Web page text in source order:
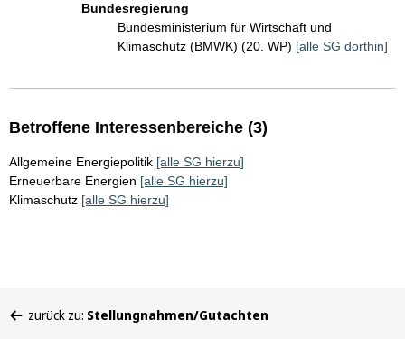
Bundesregierung
Bundesministerium für Wirtschaft und
Klimaschutz (BMWK) (20. WP) [alle SG dorthin]
Betroffene Interessenbereiche (3)
Allgemeine Energiepolitik [alle SG hierzu]
Erneuerbare Energien [alle SG hierzu]
Klimaschutz [alle SG hierzu]
befinden
zurück zu: Stellungnahmen/Gutachten